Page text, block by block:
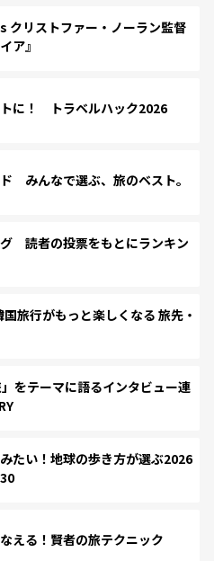
クリストファー・ノーラン監督
ア』
に！ トラベルハック2026
みんなで選ぶ、旅のベスト。
読者の投票をもとにランキン
旅行がもっと楽しくなる 旅先・
をテーマに語るインタビュー連
たい！地球の歩き方が選ぶ2026
える！賢者の旅テクニック